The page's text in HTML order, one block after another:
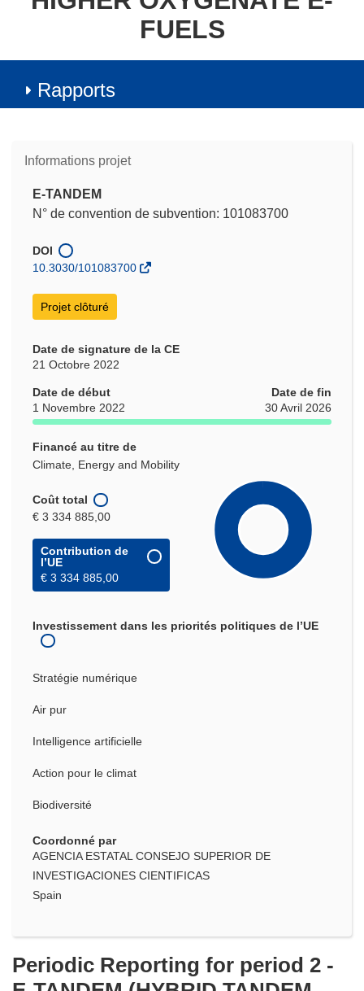
FUELS
Rapports
Informations projet
E-TANDEM
N° de convention de subvention: 101083700
DOI
10.3030/101083700
Projet clôturé
Date de signature de la CE
21 Octobre 2022
Date de début
1 Novembre 2022
Date de fin
30 Avril 2026
Financé au titre de
Climate, Energy and Mobility
Coût total
€ 3 334 885,00
Contribution de
l’UE
€ 3 334 885,00
Investissement dans les priorités politiques de l’UE
Stratégie numérique
Air pur
Intelligence artificielle
Action pour le climat
Biodiversité
Coordonné par
AGENCIA ESTATAL CONSEJO SUPERIOR DE
INVESTIGACIONES CIENTIFICAS
Spain
Periodic Reporting for period 2 -